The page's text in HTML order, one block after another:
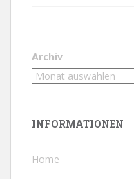
Archiv
INFORMATIONEN
Home